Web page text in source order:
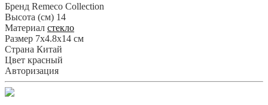
Бренд Remeco Collection
Высота (см) 14
Материал стекло
Размер 7х4.8х14 см
Страна Китай
Цвет красный
Авторизация